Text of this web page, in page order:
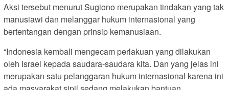
Aksi tersebut menurut Sugiono merupakan tindakan yang tak
manusiawi dan melanggar hukum internasional yang
bertentangan dengan prinsip kemanusiaan.
“Indonesia kembali mengecam perlakuan yang dilakukan
oleh Israel kepada saudara-saudara kita. Dan yang jelas ini
merupakan satu pelanggaran hukum internasional karena ini